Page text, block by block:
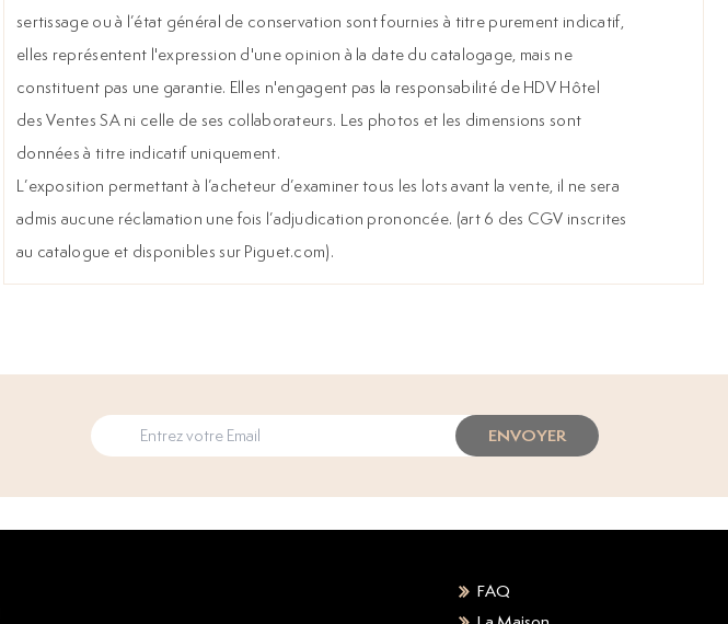
sertissage ou à l’état général de conservation sont fournies à titre purement indicatif,
elles représentent l'expression d'une opinion à la date du catalogage, mais ne
constituent pas une garantie. Elles n'engagent pas la responsabilité de HDV Hôtel
des Ventes SA ni celle de ses collaborateurs. Les photos et les dimensions sont
données à titre indicatif uniquement.
L’exposition permettant à l’acheteur d’examiner tous les lots avant la vente, il ne sera
admis aucune réclamation une fois l’adjudication prononcée. (art 6 des CGV inscrites
au catalogue et disponibles sur Piguet.com).
ENVOYER
FAQ